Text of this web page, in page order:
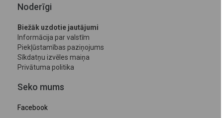
Noderīgi
Biežāk uzdotie jautājumi
Informācija par valstīm
Piekļūstamības paziņojums
Sīkdatņu izvēles maiņa
Privātuma politika
Seko mums
Facebook